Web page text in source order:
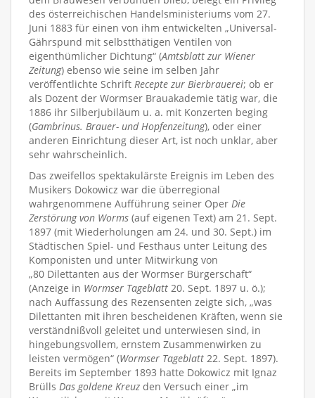
des österreichischen Handelsministeriums vom 27.
Juni 1883 für einen von ihm entwickelten „Universal-
Gährspund mit selbstthätigen Ventilen von
eigenthümlicher Dichtung“ (Amtsblatt zur Wiener
Zeitung) ebenso wie seine im selben Jahr
veröffentlichte Schrift Recepte zur Bierbrauerei; ob er
als Dozent der Wormser Brauakademie tätig war, die
1886 ihr Silberjubiläum u. a. mit Konzerten beging
(Gambrinus. Brauer- und Hopfenzeitung), oder einer
anderen Einrichtung dieser Art, ist noch unklar, aber
sehr wahrscheinlich.
Das zweifellos spektakulärste Ereignis im Leben des
Musikers Dokowicz war die überregional
wahrgenommene Aufführung seiner Oper Die
Zerstörung von Worms (auf eigenen Text) am 21. Sept.
1897 (mit Wiederholungen am 24. und 30. Sept.) im
Städtischen Spiel- und Festhaus unter Leitung des
Komponisten und unter Mitwirkung von
„80 Dilettanten aus der Wormser Bürgerschaft“
(Anzeige in Wormser Tageblatt 20. Sept. 1897 u. ö.);
nach Auffassung des Rezensenten zeigte sich, „was
Dilettanten mit ihren bescheidenen Kräften, wenn sie
verständnißvoll geleitet und unterwiesen sind, in
hingebungsvollem, ernstem Zusammenwirken zu
leisten vermögen“ (Wormser Tageblatt 22. Sept. 1897).
Bereits im September 1893 hatte Dokowicz mit Ignaz
Brülls Das goldene Kreuz den Versuch einer „im